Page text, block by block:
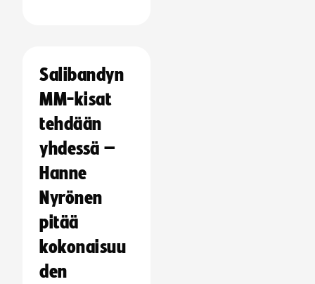
Salibandyn
MM-kisat
tehdään
yhdessä –
Hanne
Nyrönen
pitää
kokonaisuu
den